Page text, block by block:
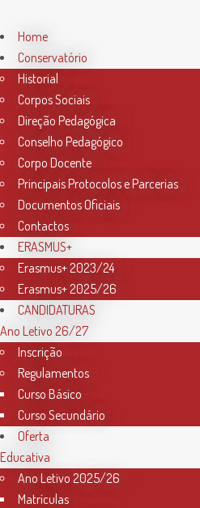
07 Jun
do Ano
2022/
No dia
19h30, realizaremos o
Encerramento do Ano
Terá lugar no CNEMA,
Nacional de Agricultura
, no Dia do
Home
Conservatório
Historial
Corpos Sociais
Direção Pedagógica
Conselho Pedagógico
Corpo Docente
Principais Protocolos e Parcerias
Documentos Oficiais
Contactos
ERASMUS+
Erasmus+ 2023/24
Erasmus+ 2025/26
CANDIDATURAS
Ano Letivo 26/27
Inscrição
Regulamentos
Curso Básico
Curso Secundário
Oferta
Educativa
Ano Letivo 2025/26
Matrículas